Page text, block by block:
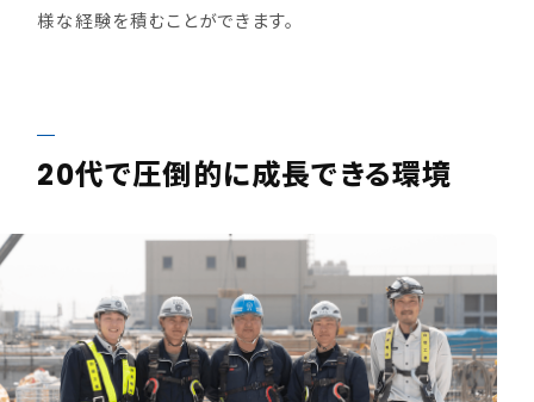
様な経験を積むことができます。
20代で圧倒的に成長できる環境